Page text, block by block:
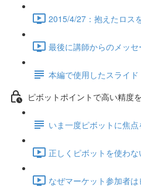
2015/4/27：抱えたロス
最後に講師からのメッ
本編で使用したスライド
ピボットポイントで高い精度
いま一度ピボットに焦
正しくピボットを使わ
なぜマーケット参加者